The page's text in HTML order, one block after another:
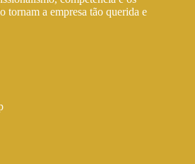
tornam a empresa tão querida e